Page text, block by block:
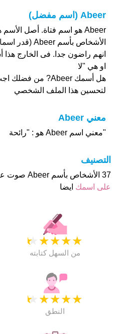
Abeer (اسم مفضل)
او هي "لا
هل أسمك Abeer? من فضلك اجب على
لتحسين هذا الملف الشخصي
معني Abeer
"معني اسم Abeer هو : "رائحة
التصنيف
37 الأشخاص بأسم Abeer صوت على اسمائهم . من فضلك
على اسمك ايضا
★
★
★
★
★
من السهل كتابته
★
★
★
★
★
النطق